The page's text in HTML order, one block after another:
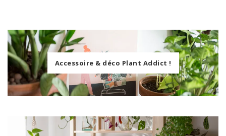
Accessoire & déco Plant Addict !